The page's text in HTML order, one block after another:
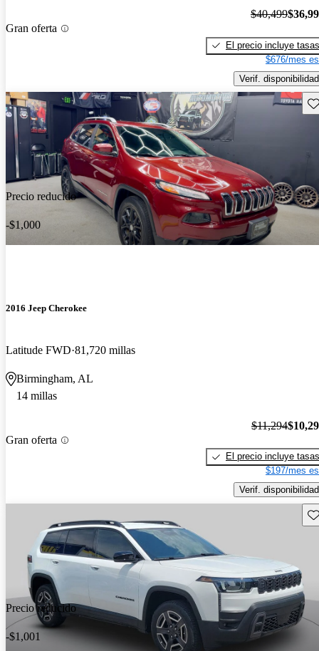
Gran oferta
$40,499
El precio incluye tasas
$676/mes
Verif. disponibilidad
Precio reducido
-$1,000
2016 Jeep Cherokee
Latitude FWD 81,720 millas
Birmingham, AL
14 millas
Gran oferta
$11,294
El precio incluye tasas
$197/mes
Verif. disponibilidad
Precio reducido
-$1,001